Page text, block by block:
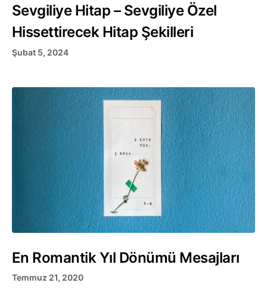
Sevgiliye Hitap – Sevgiliye Özel
Hissettirecek Hitap Şekilleri
Şubat 5, 2024
En Romantik Yıl Dönümü Mesajları
Temmuz 21, 2020